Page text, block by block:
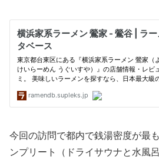
今回の訪問で都内で銭湯密度が最
ンプリート（ドライサウナと水風